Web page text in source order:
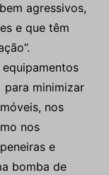
agressivos,
e que têm
minimizar
nos
nos
e
bomba de